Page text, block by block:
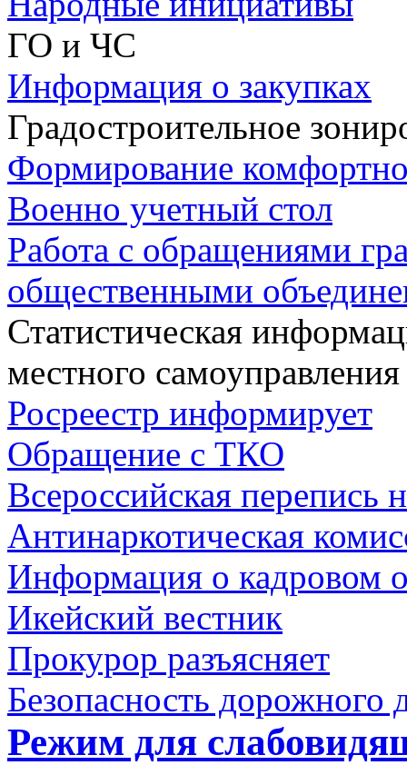
ГО и ЧС
Информация о закупках
Градостроительное
Формирование
Военно учетный стол
Работа с обращениями
общественными
Статистическая
местного самоуправления
Росреестр информирует
Обращение с ТКО
Всероссийская перепись
Антинаркотическая
Информация о кадровом
Икейский вестник
Прокурор разъясняет
Безопасность дорожного
Режим для